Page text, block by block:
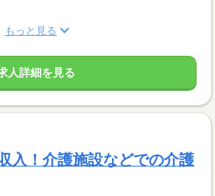
もっと見る
人詳細を見る
入！介護施設などでの介護